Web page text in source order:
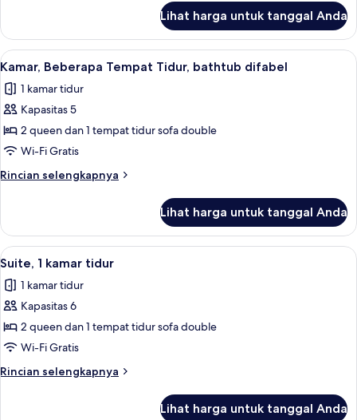
rungu
Kamar,
Beberapa
Tempat
difabel
rungu
Lihat harga untuk tanggal Anda
Lihat
semua
foto
untuk
Kamar,
Beberapa
Tempat
Tidur,
difabel
Seprai premium, meja kerja, dan
5
Kamar, Beberapa Tempat Tidur, bathtub difabel
1 kamar tidur
Kapasitas 5
2 queen dan 1 tempat tidur sofa double
Wi-Fi Gratis
Rincian selengkapnya
Rincian
Kamar,
Beberapa
Tempat
bathtub
difabel
Lihat harga untuk tanggal Anda
Lihat
semua
foto
untuk
Suite,
1
kamar
tidur
Seprai premium, meja kerja, dan
7
Suite, 1 kamar tidur
1 kamar tidur
Kapasitas 6
2 queen dan 1 tempat tidur sofa double
Wi-Fi Gratis
Rincian selengkapnya
Rincian
Lihat harga untuk tanggal Anda